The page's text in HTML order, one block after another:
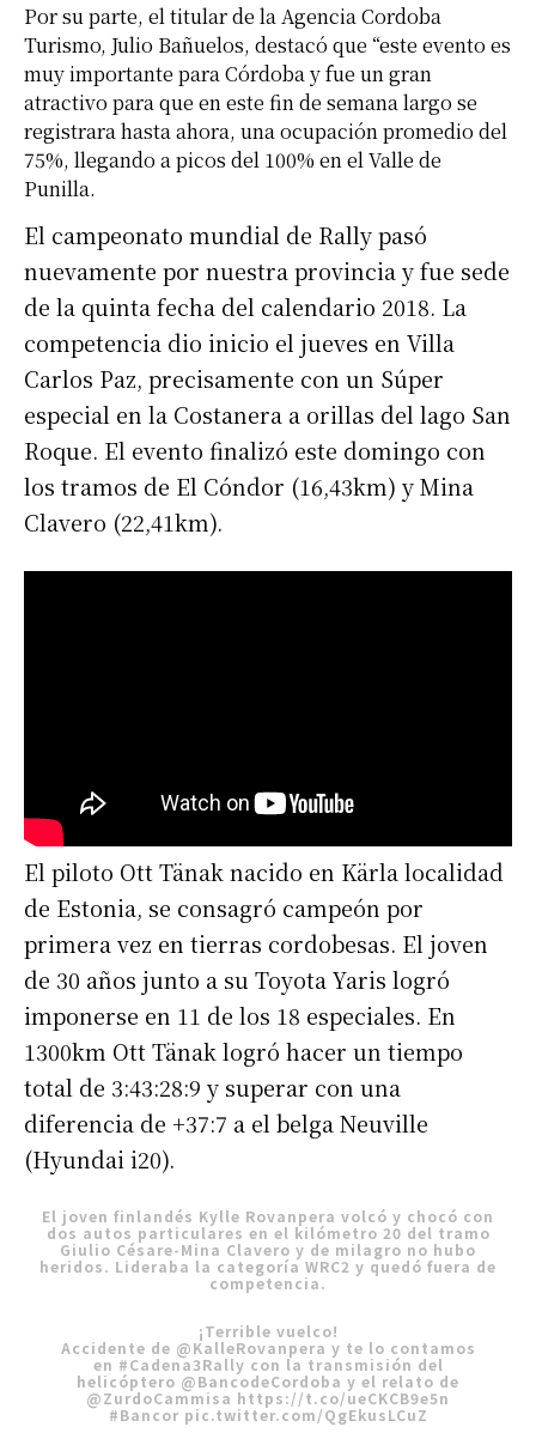
Por su parte, el titular de la Agencia Cordoba
Turismo, Julio Bañuelos, destacó que “este evento es
muy importante para Córdoba y fue un gran
atractivo para que en este fin de semana largo se
registrara hasta ahora, una ocupación promedio del
75%, llegando a picos del 100% en el Valle de
Punilla.
El campeonato mundial de Rally pasó
nuevamente por nuestra provincia y fue sede
de la quinta fecha del calendario 2018. La
competencia dio inicio el jueves en Villa
Carlos Paz, precisamente con un Súper
especial en la Costanera a orillas del lago San
Roque. El evento finalizó este domingo con
los tramos de El Cóndor (16,43km) y Mina
Clavero (22,41km).
El piloto Ott Tänak nacido en Kärla localidad
de Estonia, se consagró campeón por
primera vez en tierras cordobesas. El joven
de 30 años junto a su Toyota Yaris logró
imponerse en 11 de los 18 especiales. En
1300km Ott Tänak logró hacer un tiempo
total de 3:43:28:9 y superar con una
diferencia de +37:7 a el belga Neuville
(Hyundai i20).
El joven finlandés Kylle Rovanpera volcó y chocó con
dos autos particulares en el kilómetro 20 del tramo
Giulio Césare-Mina Clavero y de milagro no hubo
heridos. Lideraba la categoría WRC2 y quedó fuera de
competencia.
¡Terrible vuelco!
Accidente de @KalleRovanpera y te lo contamos
en #Cadena3Rally con la transmisión del
helicóptero @BancodeCordoba y el relato de
@ZurdoCammisa https://t.co/ueCKCB9e5n
#Bancor pic.twitter.com/QgEkusLCuZ